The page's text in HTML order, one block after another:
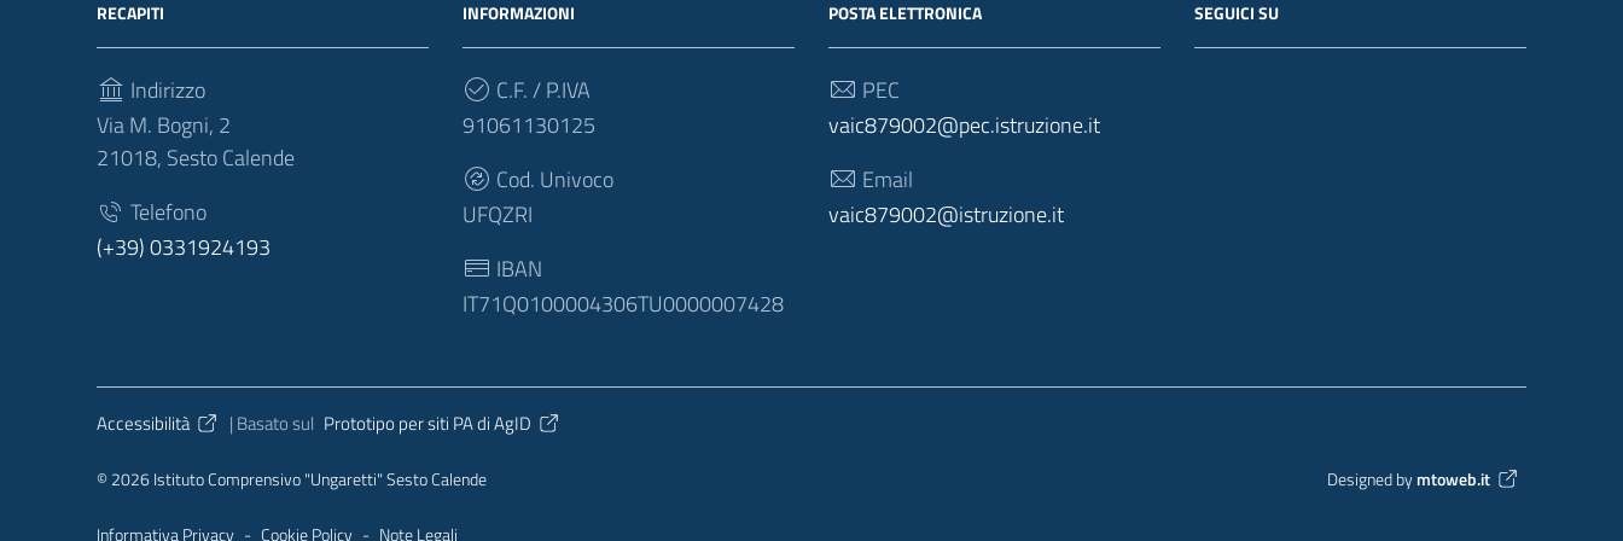
RECAPITI
Indirizzo
Via M. Bogni, 2
21018, Sesto Calende
Telefono
(+39) 0331924193
INFORMAZIONI
C.F. / P.IVA
91061130125
Cod. Univoco
UFQZRI
IBAN
IT71Q0100004306TU0000007428
POSTA ELETTRONICA
PEC
vaic879002@pec.istruzione.it
Email
vaic879002@istruzione.it
SEGUICI SU
Sezione Link Utili
Accessibilità | Basato sul Prototipo per siti PA di AgID
© 2026 Istituto Comprensivo "Ungaretti" Sesto Calende
Informativa Privacy - Cookie Policy - Note Legali
Designed by mtoweb.it